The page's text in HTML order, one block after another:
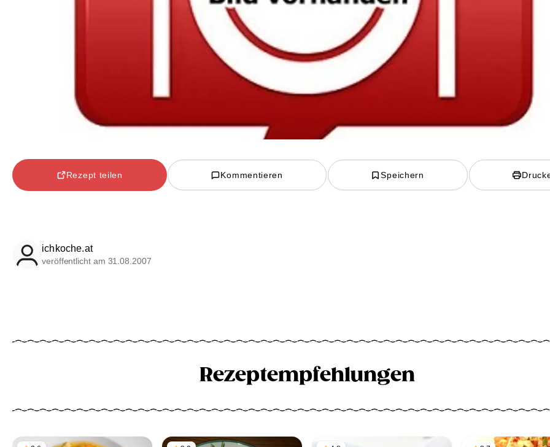
Rezept teilen Kommentieren Speichern
ichkoche.at
veröffentlicht am 31.08.2007
Rezeptempfehlungen